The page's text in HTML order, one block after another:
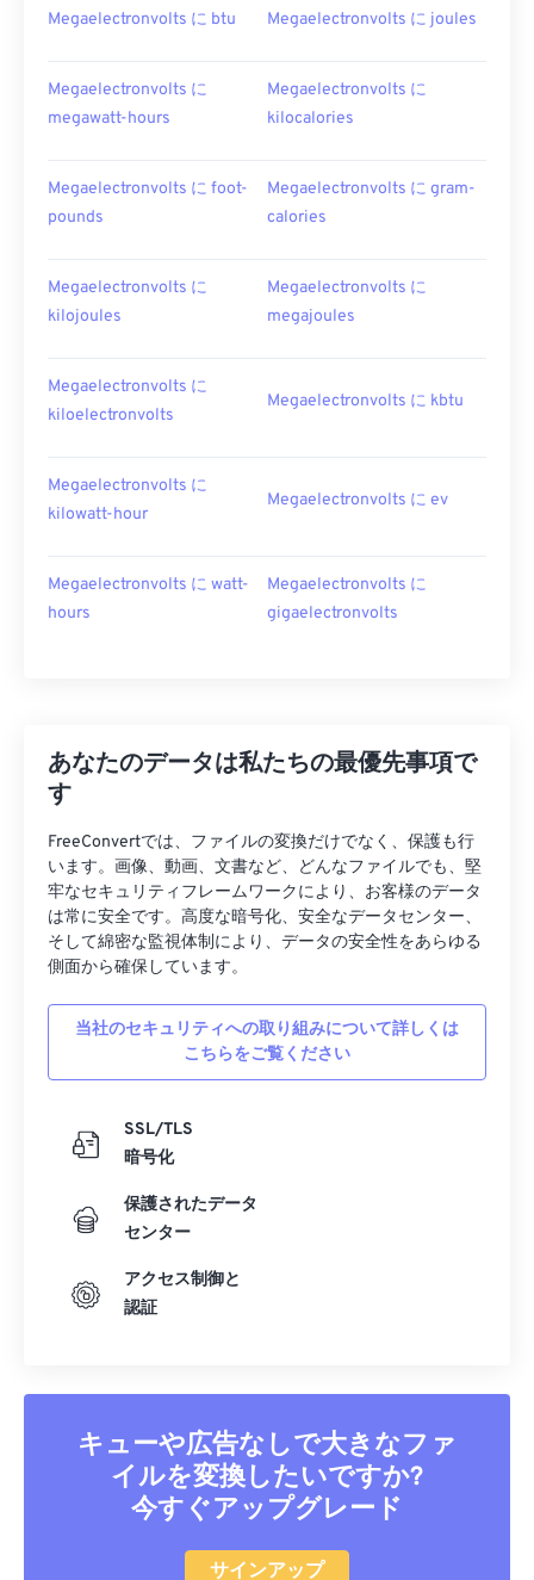
Megaelectronvolts に btu Megaelectronvolts に joules
Megaelectronvolts に
megawatt-hours
Megaelectronvolts に
kilocalories
Megaelectronvolts に foot-
pounds
Megaelectronvolts に gram-
calories
Megaelectronvolts に
kilojoules
Megaelectronvolts に
megajoules
Megaelectronvolts に
kiloelectronvolts
Megaelectronvolts に kbtu
Megaelectronvolts に
kilowatt-hour
Megaelectronvolts に ev
Megaelectronvolts に watt-
hours
Megaelectronvolts に
gigaelectronvolts
あなたのデータは私たちの最優先事項で
す
FreeConvertでは、ファイルの変換だけでなく、保護も行
います。画像、動画、文書など、どんなファイルでも、堅
牢なセキュリティフレームワークにより、お客様のデータ
は常に安全です。高度な暗号化、安全なデータセンター、
そして綿密な監視体制により、データの安全性をあらゆる
側面から確保しています。
当社のセキュリティへの取り組みについて詳しくは
こちらをご覧ください
SSL/TLS
暗号化
保護されたデータ
センター
アクセス制御と
認証
キューや広告なしで大きなファ
イルを変換したいですか?
今すぐアップグレード
サインアップ